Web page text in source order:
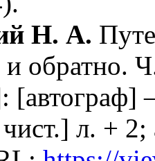
Н. А.
и обратно.
л. + 2;